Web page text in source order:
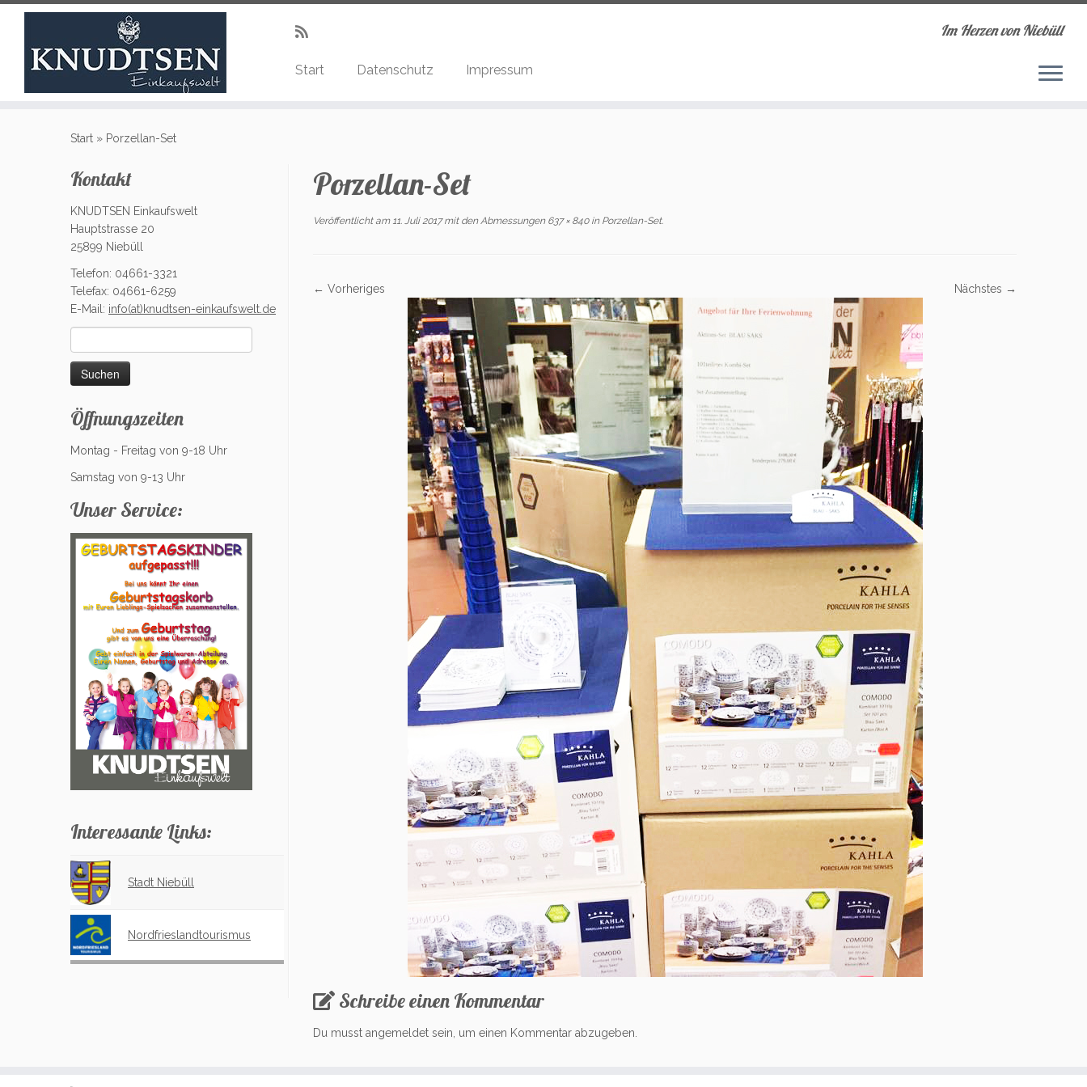
Im Herzen von Niebüll
Start Datenschutz Impressum
Start » Porzellan-Set
Kontakt
KNUDTSEN Einkaufswelt
Hauptstrasse 20
25899 Niebüll
Telefon: 04661-3321
Telefax: 04661-6259
E-Mail: info(at)knudtsen-einkaufswelt.de
nach:
Öffnungszeiten
Montag - Freitag von 9-18 Uhr
Samstag von 9-13 Uhr
Unser Service:
Interessante Links:
Stadt Niebüll
Nordfrieslandtourismus
Porzellan-Set
Veröffentlicht am 11. Juli 2017mit den Abmessungen637 × 840inPorzellan-Set.
← Vorheriges Nächstes →
Schreibe einen Kommentar
Du musst angemeldet sein, um einen Kommentar abzugeben.